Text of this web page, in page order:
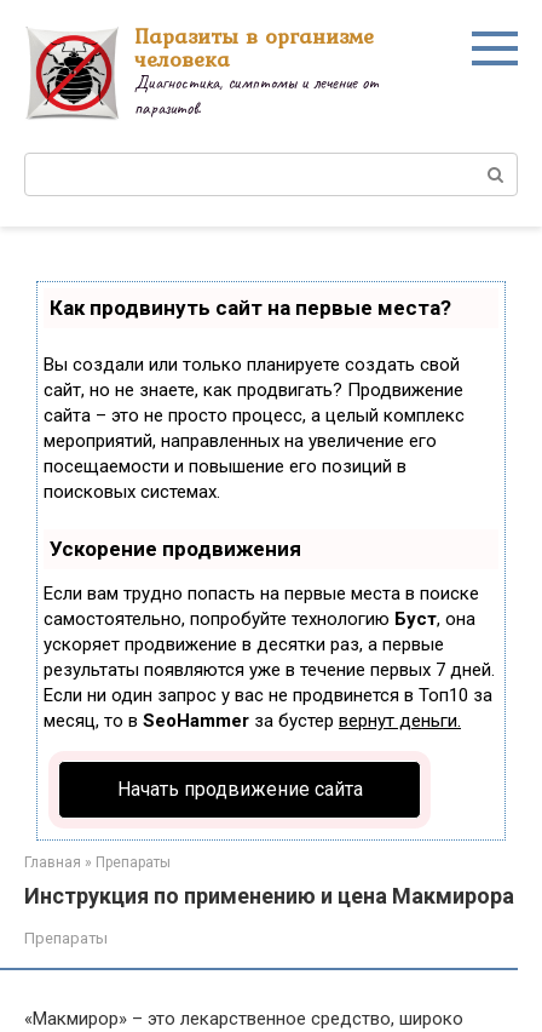
контенту
Паразиты в организме
человека
Диагностика, симптомы и лечение от
паразитов.
Как продвинуть сайт на первые места?
Вы создали или только планируете создать свой
сайт, но не знаете, как продвигать? Продвижение
сайта – это не просто процесс, а целый комплекс
мероприятий, направленных на увеличение его
посещаемости и повышение его позиций в
поисковых системах.
Ускорение продвижения
Если вам трудно попасть на первые места в поиске
самостоятельно, попробуйте технологию Буст, она
ускоряет продвижение в десятки раз, а первые
результаты появляются уже в течение первых 7 дней.
Если ни один запрос у вас не продвинется в Топ10 за
месяц, то в SeoHammer за бустер вернут деньги.
Начать продвижение сайта
Главная » Препараты
Инструкция по применению и цена Макмирора
Препараты
«Макмирор» – это лекарственное средство, широко